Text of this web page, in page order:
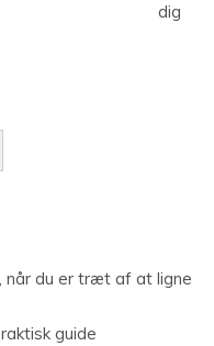
dig
når du er træt af at ligne
guide